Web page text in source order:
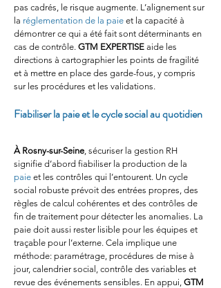
pas cadrés, le risque augmente. L’alignement sur
la réglementation de la paie et la capacité à
démontrer ce qui a été fait sont déterminants en
cas de contrôle. GTM EXPERTISE aide les
directions à cartographier les points de fragilité
et à mettre en place des garde-fous, y compris
sur les procédures et les validations.
Fiabiliser la paie et le cycle social au quotidien
À Rosny-sur-Seine, sécuriser la gestion RH
signifie d’abord fiabiliser la production de la
paie et les contrôles qui l’entourent. Un cycle
social robuste prévoit des entrées propres, des
règles de calcul cohérentes et des contrôles de
fin de traitement pour détecter les anomalies. La
paie doit aussi rester lisible pour les équipes et
traçable pour l’externe. Cela implique une
méthode: paramétrage, procédures de mise à
jour, calendrier social, contrôle des variables et
revue des événements sensibles. En appui, GTM